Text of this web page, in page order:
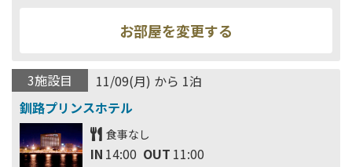
3施設目 11/09(月) から 1泊
食事なし
IN 14:00 OUT 11:00